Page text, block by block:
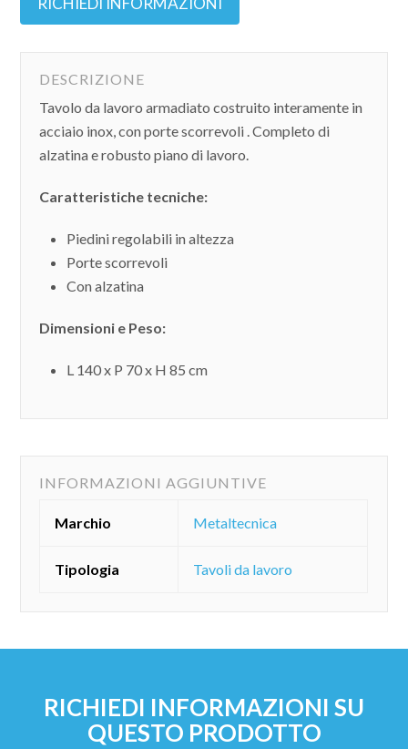
DESCRIZIONE
Tavolo da lavoro armadiato costruito interamente in
acciaio inox, con porte scorrevoli . Completo di
alzatina e robusto piano di lavoro.
Caratteristiche tecniche:
Piedini regolabili in altezza
Porte scorrevoli
Con alzatina
Dimensioni e Peso:
L 140 x P 70 x H 85 cm
INFORMAZIONI AGGIUNTIVE
Marchio Metaltecnica
Tipologia Tavoli da lavoro
RICHIEDI INFORMAZIONI SU
QUESTO PRODOTTO